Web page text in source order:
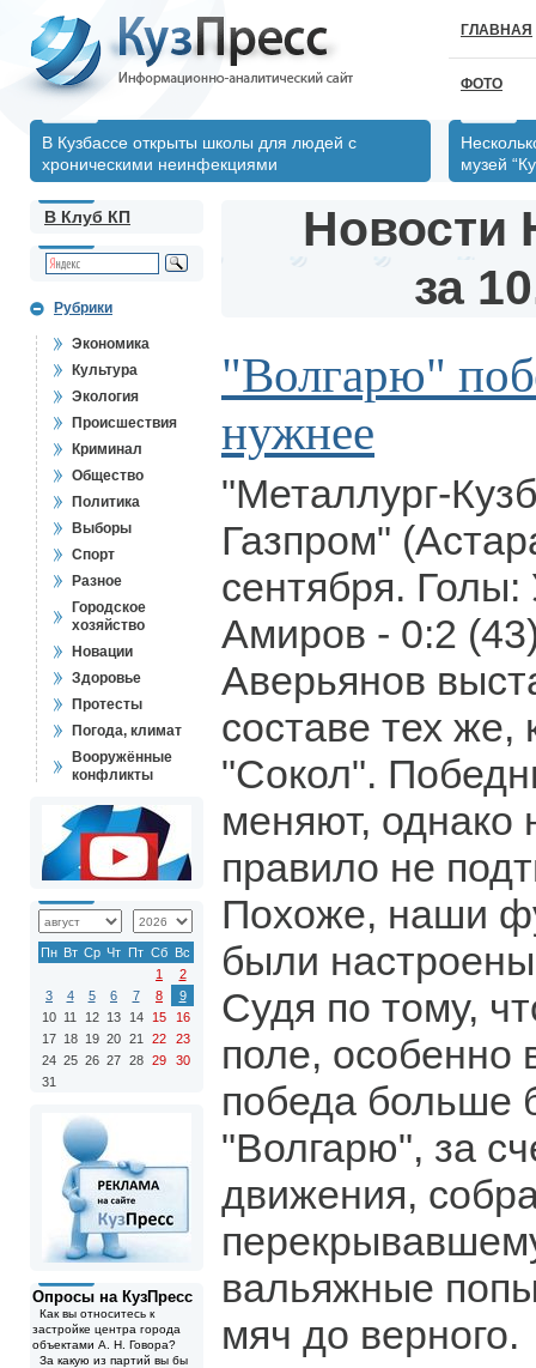
ГЛАВНАЯ
ФОТО
В Кузбассе открыты школы для людей с
хроническими неинфекциями
музей
В Клуб КП
Рубрики
Экономика
Культура
Экология
Происшествия
Криминал
Общество
Политика
Выборы
Спорт
Разное
Городское
хозяйство
Новации
Здоровье
Протесты
Погода, климат
Вооружённые
конфликты
Пн Вт Ср Чт Пт Сб Вс
1
2
3
4 5 6 7 8
9
10 11 12 13 14 15
16
17 18 19 20 21 22
23
24 25 26 27 28 29
30
31
Опросы на КузПресс
Как вы относитесь к
застройке центра города
объектами А. Н. Говора?
За какую из партий вы бы
Новости
за
"Волгарю"
нужнее
"Металлург-
Газпром"
сентября.
Амиров - 0:2
Аверьянов
составе тех же,
"Сокол".
меняют, однако
правило не
Похоже, наши
были
Судя по тому,
поле, особенно
победа больше
"Волгарю", за
движения,
вальяжные
мяч до верного.